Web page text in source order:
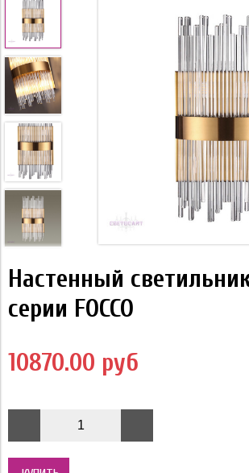
Настенный
серии FOCCO
10870.00 руб